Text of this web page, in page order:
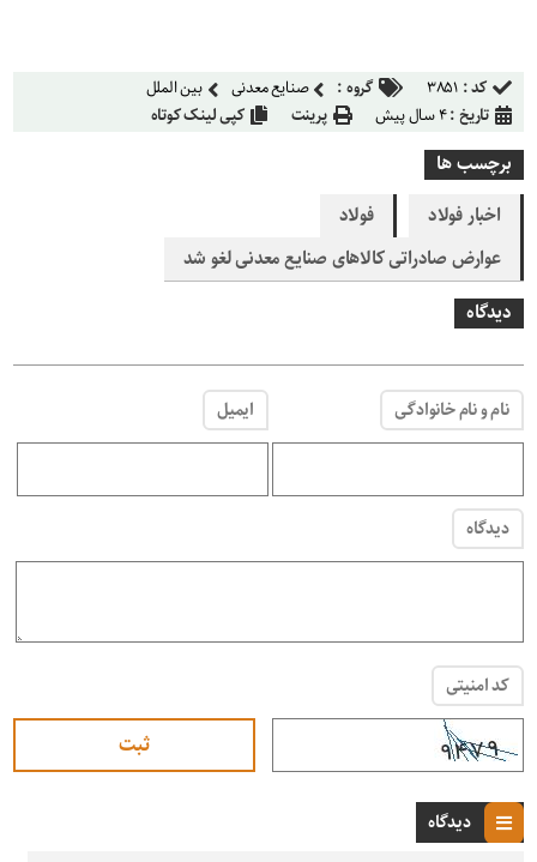
کد : ۳۸۵۱ گروه : صنایع معدنی
بین الملل
تاریخ :۴ سال پیش پرینت کپی لینک کوتاه
برچسب ها
اخبار فولاد
فولاد
عوارض صادراتی کالاهای صنایع معدنی لغو شد
دیدگاه
نام و نام خانوادگی ایمیل
دیدگاه
کد امنیتی
دیدگاه